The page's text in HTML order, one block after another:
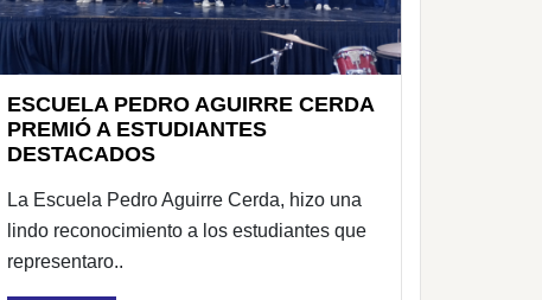
ESCUELA PEDRO AGUIRRE CERDA
PREMIÓ A ESTUDIANTES
DESTACADOS
La Escuela Pedro Aguirre Cerda, hizo una
lindo reconocimiento a los estudiantes que
representaro..